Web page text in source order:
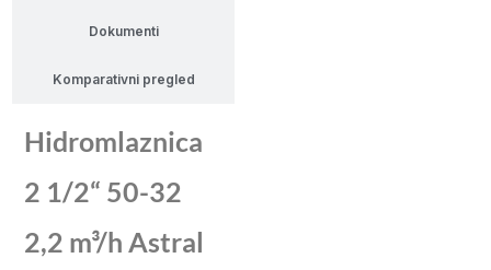
Dokumenti
Komparativni pregled
Hidromlaznica
2 1/2“ 50-32
2,2 m³/h Astral